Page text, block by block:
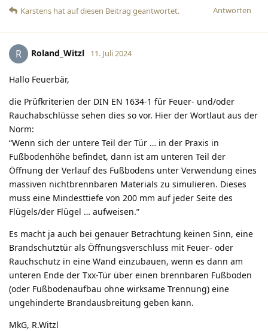
Antworten
Karstens hatauf diesen Beitrag geantwortet.
R Roland_Witzl 11. Juli 2024
Hallo Feuerbär,
die Prüfkriterien der DIN EN 1634-1 für Feuer- und/oder
Rauchabschlüsse sehen dies so vor. Hier der Wortlaut aus der
Norm:
“Wenn sich der untere Teil der Tür … in der Praxis in
Fußbodenhöhe befindet, dann ist am unteren Teil der
Öffnung der Verlauf des Fußbodens unter Verwendung eines
massiven nichtbrennbaren Materials zu simulieren. Dieses
muss eine Mindesttiefe von 200 mm auf jeder Seite des
Flügels/der Flügel … aufweisen.”
Es macht ja auch bei genauer Betrachtung keinen Sinn, eine
Brandschutztür als Öffnungsverschluss mit Feuer- oder
Rauchschutz in eine Wand einzubauen, wenn es dann am
unteren Ende der Txx-Tür über einen brennbaren Fußboden
(oder Fußbodenaufbau ohne wirksame Trennung) eine
ungehinderte Brandausbreitung geben kann.
MkG, R.Witzl